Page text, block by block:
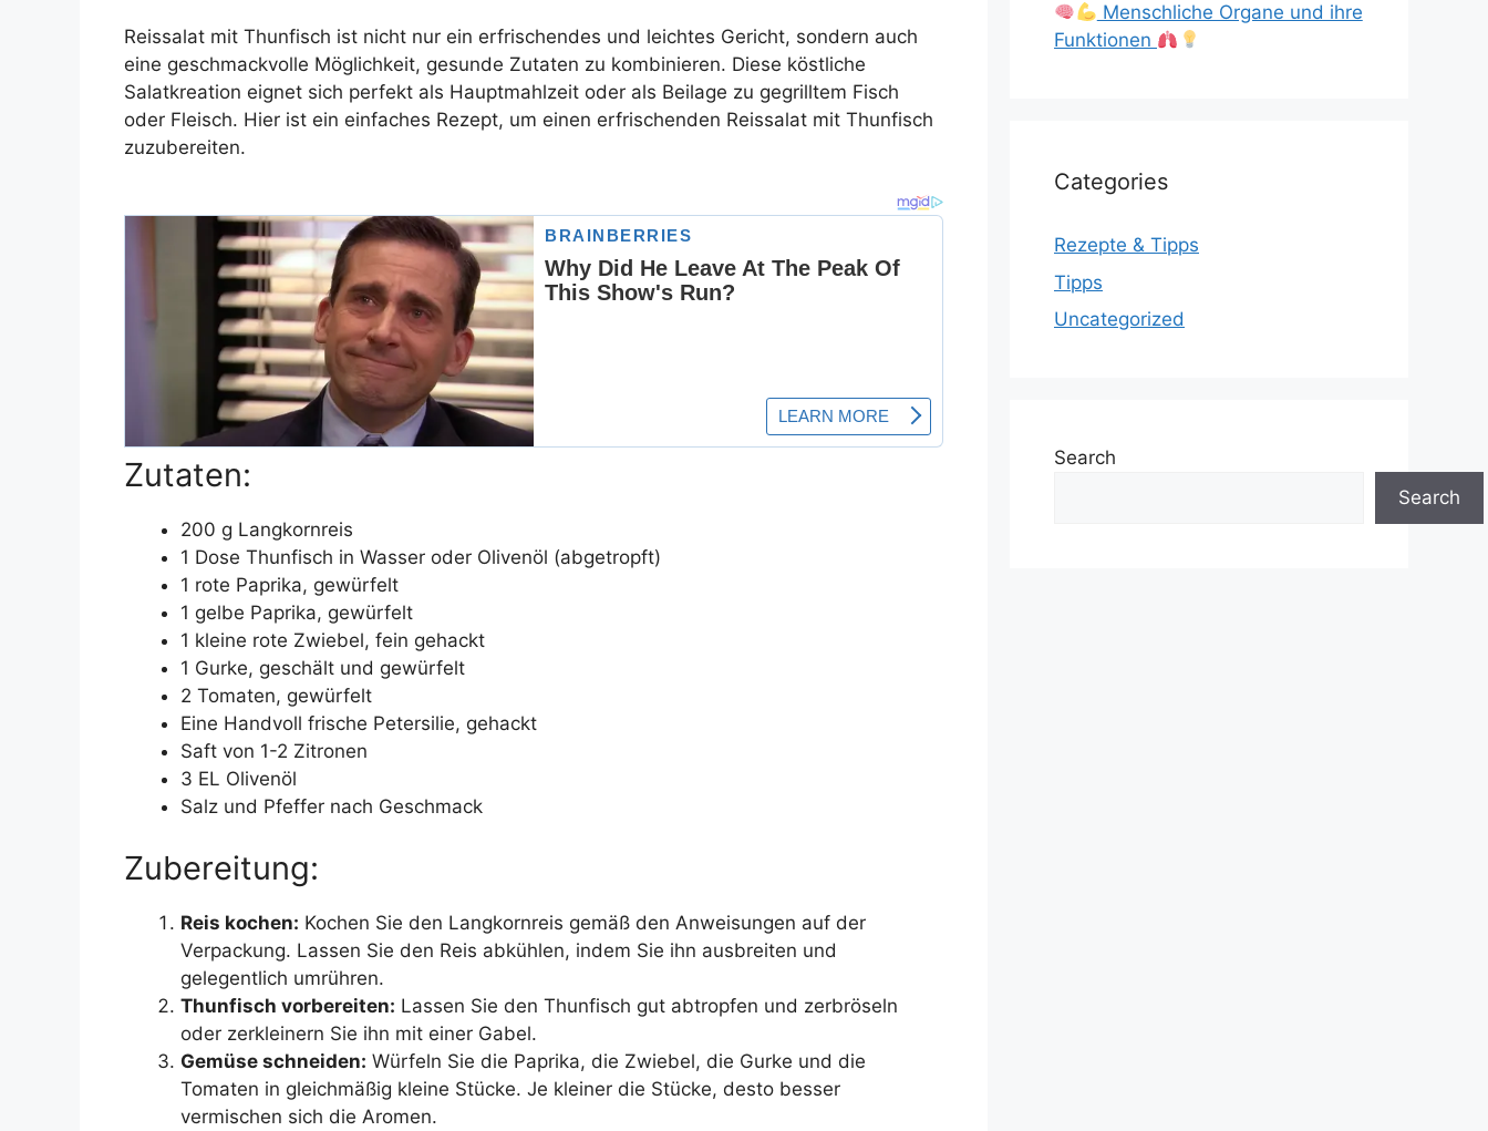
Reissalat mit Thunfisch ist nicht nur ein erfrischendes und leichtes Gericht, sondern auch
eine geschmackvolle Möglichkeit, gesunde Zutaten zu kombinieren. Diese köstliche
Salatkreation eignet sich perfekt als Hauptmahlzeit oder als Beilage zu gegrilltem Fisch
oder Fleisch. Hier ist ein einfaches Rezept, um einen erfrischenden Reissalat mit Thunfisch
zuzubereiten.
Zutaten:
200 g Langkornreis
1 Dose Thunfisch in Wasser oder Olivenöl (abgetropft)
1 rote Paprika, gewürfelt
1 gelbe Paprika, gewürfelt
1 kleine rote Zwiebel, fein gehackt
1 Gurke, geschält und gewürfelt
2 Tomaten, gewürfelt
Eine Handvoll frische Petersilie, gehackt
Saft von 1-2 Zitronen
3 EL Olivenöl
Salz und Pfeffer nach Geschmack
Zubereitung:
Reis kochen: Kochen Sie den Langkornreis gemäß den Anweisungen auf der
Verpackung. Lassen Sie den Reis abkühlen, indem Sie ihn ausbreiten und
gelegentlich umrühren.
Thunfisch vorbereiten: Lassen Sie den Thunfisch gut abtropfen und zerbröseln
oder zerkleinern Sie ihn mit einer Gabel.
Gemüse schneiden: Würfeln Sie die Paprika, die Zwiebel, die Gurke und die
Tomaten in gleichmäßig kleine Stücke. Je kleiner die Stücke, desto besser
vermischen sich die Aromen.
Menschliche Organe und ihre
Funktionen
Categories
Rezepte & Tipps
Tipps
Uncategorized
Search
Search